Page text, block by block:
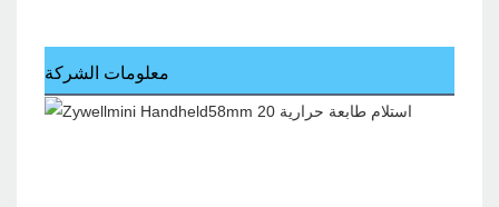
معلومات الشركة